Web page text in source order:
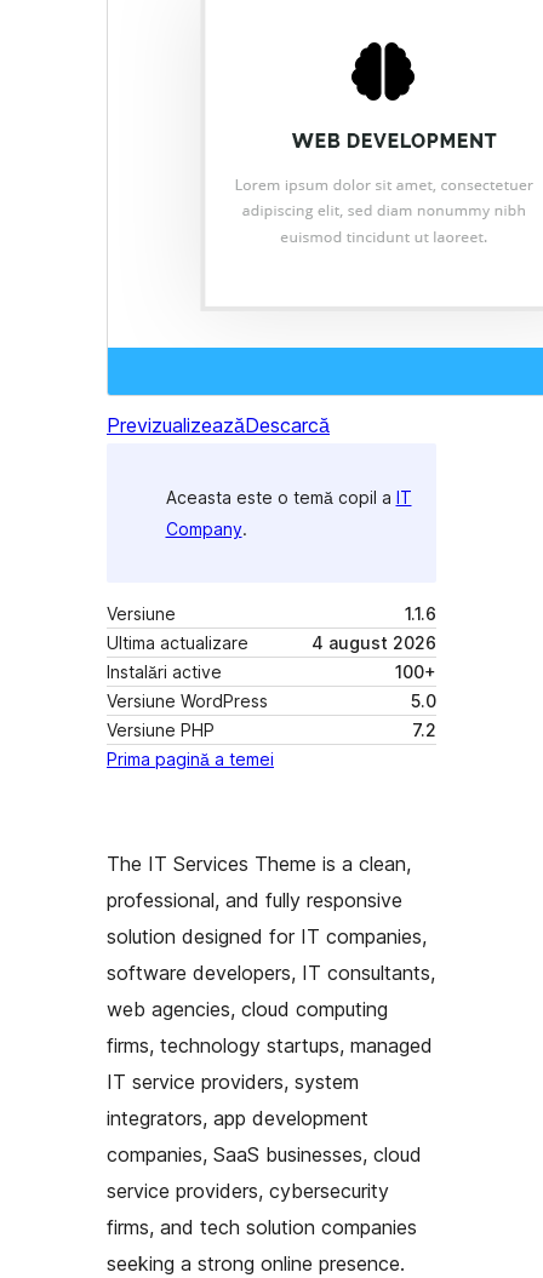
PrevizualizeazăDescarcă
Aceasta este o temă copil a IT
Company.
Versiune
1.1.6
Ultima actualizare
4 august 2026
Instalări active
100+
Versiune WordPress
5.0
Versiune PHP
7.2
Prima pagină a temei
The IT Services Theme is a clean,
professional, and fully responsive
solution designed for IT companies,
software developers, IT consultants,
web agencies, cloud computing
firms, technology startups, managed
IT service providers, system
integrators, app development
companies, SaaS businesses, cloud
service providers, cybersecurity
firms, and tech solution companies
seeking a strong online presence.